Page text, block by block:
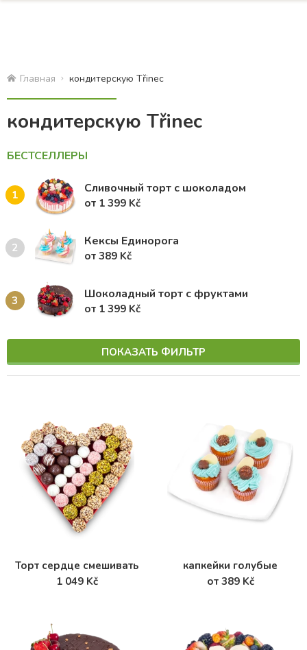
Главная кондитерскую Třinec
кондитерскую Třinec
БЕСТСЕЛЛЕРЫ
1 Сливочный торт с шоколадом
от 1 399 Kč
2 Кексы Единорога
от 389 Kč
3 Шоколадный торт с фруктами
от 1 399 Kč
ПОКАЗАТЬ ФИЛЬТР
Торт сердце смешивать
1 049 Kč
капкейки голубые
от 389 Kč